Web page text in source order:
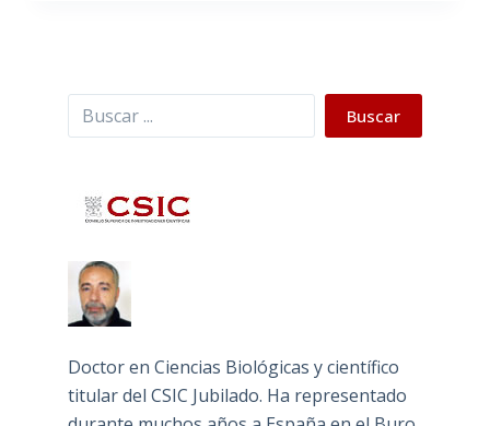
Buscar Buscar
Doctor en Ciencias Biológicas y científico
titular del CSIC Jubilado. Ha representado